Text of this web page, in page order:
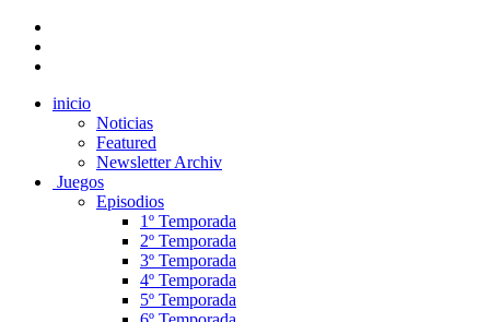
inicio
Noticias
Featured
Newsletter Archiv
Juegos
Episodios
1º Temporada
2º Temporada
3º Temporada
4º Temporada
5º Temporada